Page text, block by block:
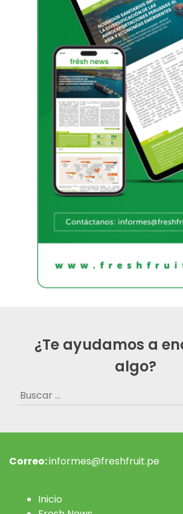
¿Te ayudamos a
algo?
Buscar:
Correo:informes@freshfruit.pe
Inicio